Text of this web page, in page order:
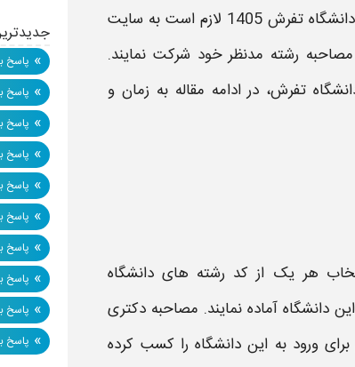
دانشگاه تفرش1405 لازم است به سایت
مصاحبه رشته مدنظر خود شرکت نمایند.
تفرش، در ادامه مقاله به زمان و
هر یک از کد رشته های دانشگاه
این دانشگاه آماده نمایند. مصاحبه دکتری
ورود به این دانشگاه را کسب کرده
» پاسخ
» پاسخ
» پاسخ
» پاسخ
» پاسخ
» پاسخ
» پاسخ
» پاسخ
» پاسخ
» پاسخ